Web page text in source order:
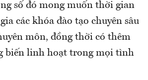
số đó mong muốn thời gian
các khóa đào tạo chuyên sâu
môn, đồng thời có thêm
biến linh hoạt trong mọi tình